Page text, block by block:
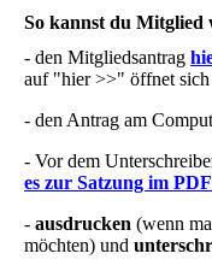
So kannst du Mitglied
- den Mitgliedsantrag
auf "hier >>" öffnet
- den Antrag am
- Vor dem
es zur Satzung im
- ausdrucken (wenn
möchten) und